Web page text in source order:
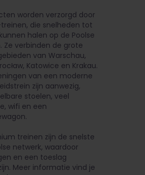
worden verzorgd door
die snelheden tot
halen op de Poolse
Ze verbinden de grote
van Warschau,
Katowice en Krakau.
van een moderne
zijn aanwezig,
stoelen, veel
wifi en een
treinen zijn de snelste
netwerk, waardoor
en een toeslag
Meer informatie vind je